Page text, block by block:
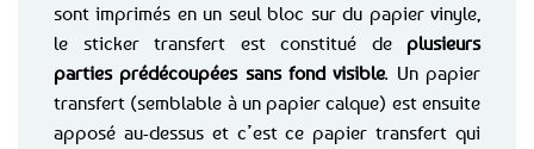
sont imprimés en un seul bloc sur du papier vinyle,
le sticker transfert est constitué deplusieurs
parties prédécoupées sans fond visible. Un papier
transfert (semblable à un papier calque) est ensuite
apposé au-dessus et c’est ce papier transfert qui